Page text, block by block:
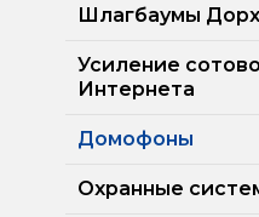
Шлагбаумы
Усиление
Интернета
Домофоны
Охранные